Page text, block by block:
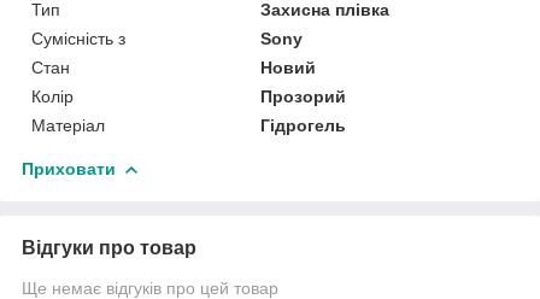
Тип
Захисна плівка
Сумісність з
Sony
Стан
Новий
Колір
Прозорий
Матеріал
Гідрогель
Приховати
Відгуки про товар
Ще немає відгуків про цей товар